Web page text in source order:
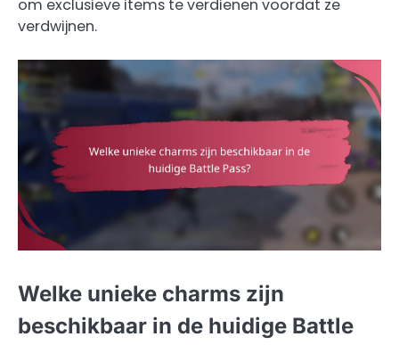
om exclusieve items te verdienen voordat ze
verdwijnen.
Welke unieke charms zijn
beschikbaar in de huidige Battle